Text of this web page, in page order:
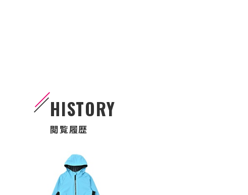
HISTORY
閲覧履歴